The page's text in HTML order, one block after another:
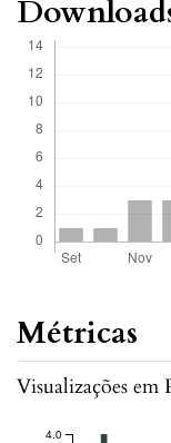
Métricas
Visualizações em
4.0